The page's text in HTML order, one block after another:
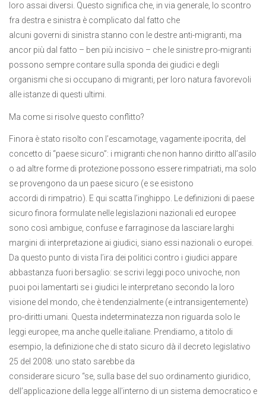
loro assai diversi. Questo significa che, in via generale, lo scontro
fra destra e sinistra è complicato dal fatto che
alcuni governi di sinistra stanno con le destre anti-migranti, ma
ancor più dal fatto – ben più incisivo – che le sinistre pro-migranti
possono sempre contare sulla sponda dei giudici e degli
organismi che si occupano di migranti, per loro natura favorevoli
alle istanze di questi ultimi.
Ma come si risolve questo conflitto?
Finora è stato risolto con l’escamotage, vagamente ipocrita, del
concetto di “paese sicuro”: i migranti che non hanno diritto all’asilo
o ad altre forme di protezione possono essere rimpatriati, ma solo
se provengono da un paese sicuro (e se esistono
accordi di rimpatrio). E qui scatta l’inghippo. Le definizioni di paese
sicuro finora formulate nelle legislazioni nazionali ed europee
sono così ambigue, confuse e farraginose da lasciare larghi
margini di interpretazione ai giudici, siano essi nazionali o europei.
Da questo punto di vista l’ira dei politici contro i giudici appare
abbastanza fuori bersaglio: se scrivi leggi poco univoche, non
puoi poi lamentarti se i giudici le interpretano secondo la loro
visione del mondo, che è tendenzialmente (e intransigentemente)
pro-diritti umani. Questa indeterminatezza non riguarda solo le
leggi europee, ma anche quelle italiane. Prendiamo, a titolo di
esempio, la definizione che di stato sicuro dà il decreto legislativo
25 del 2008: uno stato sarebbe da
considerare sicuro “se, sulla base del suo ordinamento giuridico,
dell’applicazione della legge all’interno di un sistema democratico e